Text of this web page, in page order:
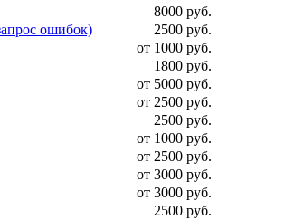
8000 руб.
ошибок)
2500 руб.
от 1000 руб.
1800 руб.
от 5000 руб.
от 2500 руб.
2500 руб.
от 1000 руб.
от 2500 руб.
от 3000 руб.
от 3000 руб.
2500 руб.